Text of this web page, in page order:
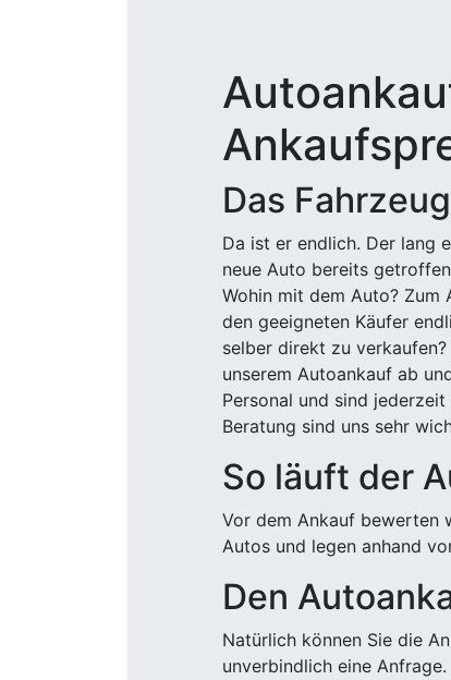
Das
Da ist er endlich. Der lang
neue Auto bereits
Wohin mit dem Auto?
den geeigneten Käufer
selber direkt zu
unserem Autoankauf ab
Personal und sind
Beratung sind uns sehr
So läuft der
Vor dem Ankauf bewerten
Autos und legen anhand
Den
Natürlich können Sie die
unverbindlich eine